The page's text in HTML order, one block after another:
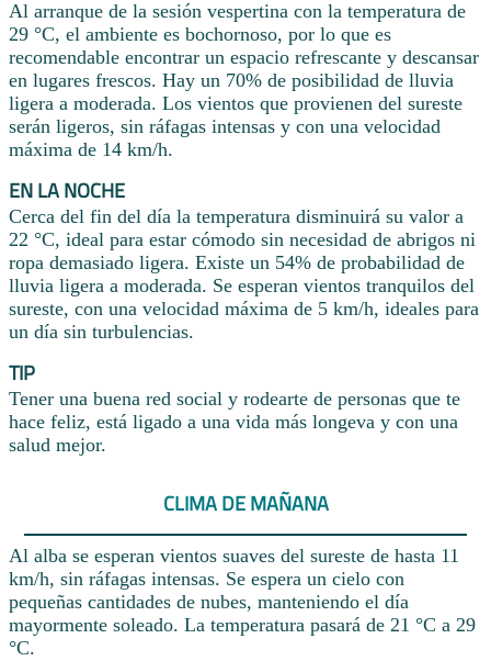
Al arranque de la sesión vespertina con la temperatura de
29 °C, el ambiente es bochornoso, por lo que es
recomendable encontrar un espacio refrescante y descansar
en lugares frescos. Hay un 70% de posibilidad de lluvia
ligera a moderada. Los vientos que provienen del sureste
serán ligeros, sin ráfagas intensas y con una velocidad
máxima de 14 km/h.
EN LA NOCHE
Cerca del fin del día la temperatura disminuirá su valor a
22 °C, ideal para estar cómodo sin necesidad de abrigos ni
ropa demasiado ligera. Existe un 54% de probabilidad de
lluvia ligera a moderada. Se esperan vientos tranquilos del
sureste, con una velocidad máxima de 5 km/h, ideales para
un día sin turbulencias.
TIP
Tener una buena red social y rodearte de personas que te
hace feliz, está ligado a una vida más longeva y con una
salud mejor.
CLIMA DE MAÑANA
Al alba se esperan vientos suaves del sureste de hasta 11
km/h, sin ráfagas intensas. Se espera un cielo con
pequeñas cantidades de nubes, manteniendo el día
mayormente soleado. La temperatura pasará de 21 °C a 29
°C.